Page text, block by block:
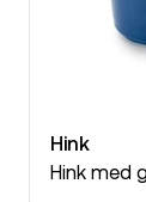
Hink
Hink med